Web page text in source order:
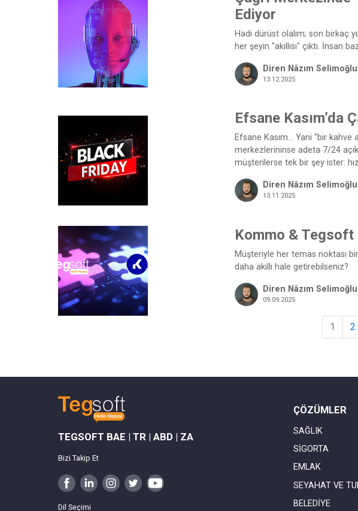
Ediyor
Hadi dürüst olalım; son birkaç
her şeyin "akıllısı" çıktı.
Diren Nâzım Selimoğlu
13.12.2025
Efsane Kasım’da
Efsane Kasım… Yani “bir kahve
merkezlerininse adeta 7/24
müşterilerse tek bir şey ister:
Diren Nâzım Selimoğlu
13.11.2025
Kommo & Tegsoft
Müşteriyle her temas noktası
daha akıllı hale getirebilseniz?
Diren Nâzım Selimoğlu
09.09.2025
1 2
TEGSOFT BAE | TR | ABD | ZA
Bizi Takip Et
Dil Seçimi
ÇÖZÜMLER
SAĞLIK
SİGORTA
EMLAK
SEYAHAT VE
BELEDİYE